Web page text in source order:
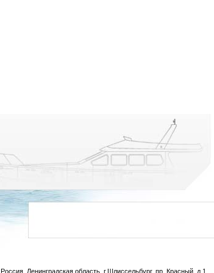
Россия, Ленинградская область, г.Шлиссельбург, пр. Красный, д.1